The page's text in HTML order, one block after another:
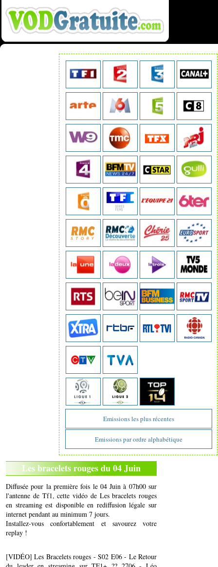
Emissions les plus récentes
Emissions par ordre alphabétique
Les bracelets rouges du 04 Juin
Diffusée pour la première fois le 04 Juin à 07h00 sur
l'antenne de Tf1, cette vidéo de Les bracelets rouges
en streaming est disponible en rediffusion légale sur
internet pendant au minimum 7 jours.
Installez-vous confortablement et savourez votre
replay !
[VIDÉO] Les Bracelets rouges - S02 E06 - Le Retour